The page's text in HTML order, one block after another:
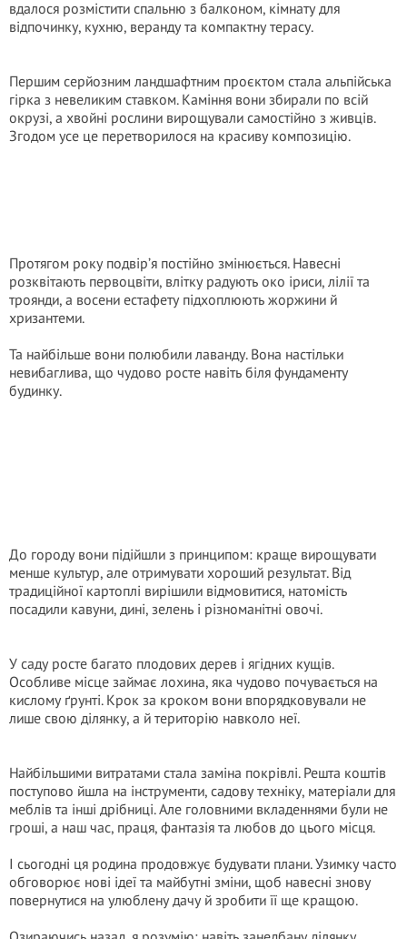
вдалося розмістити спальню з балконом, кімнату для
відпочинку, кухню, веранду та компактну терасу.
Першим серйозним ландшафтним проєктом стала альпійська
гірка з невеликим ставком. Каміння вони збирали по всій
окрузі, а хвойні рослини вирощували самостійно з живців.
Згодом усе це перетворилося на красиву композицію.
Протягом року подвір’я постійно змінюється. Навесні
розквітають первоцвіти, влітку радують око іриси, лілії та
троянди, а восени естафету підхоплюють жоржини й
хризантеми.
Та найбільше вони полюбили лаванду. Вона настільки
невибаглива, що чудово росте навіть біля фундаменту
будинку.
До городу вони підійшли з принципом: краще вирощувати
менше культур, але отримувати хороший результат. Від
традиційної картоплі вирішили відмовитися, натомість
посадили кавуни, дині, зелень і різноманітні овочі.
У саду росте багато плодових дерев і ягідних кущів.
Особливе місце займає лохина, яка чудово почувається на
кислому ґрунті. Крок за кроком вони впорядковували не
лише свою ділянку, а й територію навколо неї.
Найбільшими витратами стала заміна покрівлі. Решта коштів
поступово йшла на інструменти, садову техніку, матеріали для
меблів та інші дрібниці. Але головними вкладеннями були не
гроші, а наш час, праця, фантазія та любов до цього місця.
І сьогодні ця родина продовжує будувати плани. Узимку часто
обговорює нові ідеї та майбутні зміни, щоб навесні знову
повернутися на улюблену дачу й зробити її ще кращою.